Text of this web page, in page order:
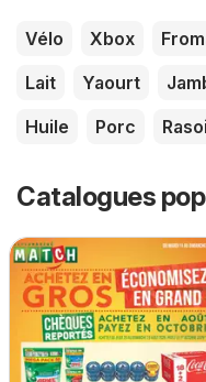
Vélo Xbox
Lait
Yaourt
Huile
Porc
Catalogues